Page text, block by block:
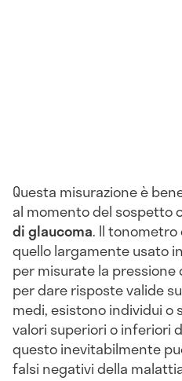
Questa misurazione è
al momento del sospetto
di glaucoma. Il tonometro
quello largamente usato
per misurate la
per dare risposte valide
medi, esistono individui o
valori superiori o inferiori
questo inevitabilmente
falsi negativi della